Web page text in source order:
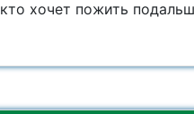
кто хочет пожить